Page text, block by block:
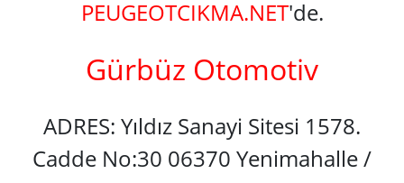
PEUGEOTCIKMA.NET'de.
Gürbüz Otomotiv
ADRES: Yıldız Sanayi Sitesi 1578.
Cadde No:30 06370 Yenimahalle /